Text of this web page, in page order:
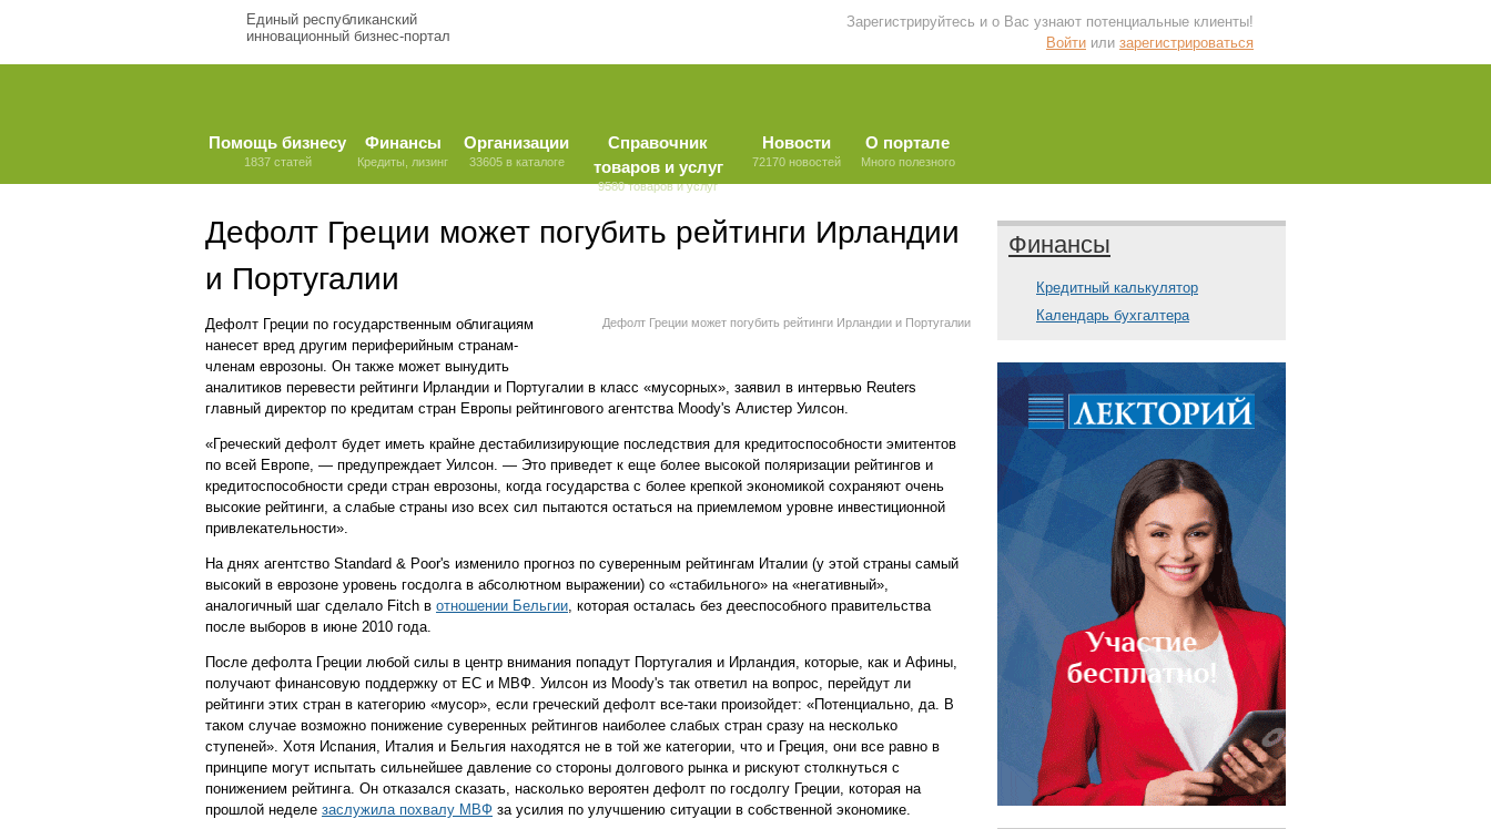
Единый республиканский
инновационный бизнес-портал
Зарегистрируйтесь и о Вас узнают потенциальные клиенты!
Войти или зарегистрироваться
Помощь бизнесу
1837 статей
Финансы
Кредиты, лизинг
Организации
33605 в каталоге
Справочник
товаров и услуг
9580 товаров и услуг
Новости
72170 новостей
О портале
Много полезного
Дефолт Греции может погубить рейтинги Ирландии
и Португалии
Дефолт Греции может погубить рейтинги Ирландии и Португалии
Дефолт Греции по государственным облигациям
нанесет вред другим периферийным странам-
членам еврозоны. Он также может вынудить
аналитиков перевести рейтинги Ирландии и Португалии в класс «мусорных», заявил в интервью Reuters
главный директор по кредитам стран Европы рейтингового агентства Moody's Алистер Уилсон.
«Греческий дефолт будет иметь крайне дестабилизирующие последствия для кредитоспособности эмитентов
по всей Европе, — предупреждает Уилсон. — Это приведет к еще более высокой поляризации рейтингов и
кредитоспособности среди стран еврозоны, когда государства с более крепкой экономикой сохраняют очень
высокие рейтинги, а слабые страны изо всех сил пытаются остаться на приемлемом уровне инвестиционной
привлекательности».
На днях агентство Standard & Poor's изменило прогноз по суверенным рейтингам Италии (у этой страны самый
высокий в еврозоне уровень госдолга в абсолютном выражении) со «стабильного» на «негативный»,
аналогичный шаг сделало Fitch в отношении Бельгии, которая осталась без дееспособного правительства
после выборов в июне 2010 года.
После дефолта Греции любой силы в центр внимания попадут Португалия и Ирландия, которые, как и Афины,
получают финансовую поддержку от ЕС и МВФ. Уилсон из Moody's так ответил на вопрос, перейдут ли
рейтинги этих стран в категорию «мусор», если греческий дефолт все-таки произойдет: «Потенциально, да. В
таком случае возможно понижение суверенных рейтингов наиболее слабых стран сразу на несколько
ступеней». Хотя Испания, Италия и Бельгия находятся не в той же категории, что и Греция, они все равно в
принципе могут испытать сильнейшее давление со стороны долгового рынка и рискуют столкнуться с
понижением рейтинга. Он отказался сказать, насколько вероятен дефолт по госдолгу Греции, которая на
прошлой неделе заслужила похвалу МВФ за усилия по улучшению ситуации в собственной экономике.
Финансы
Кредитный калькулятор
Календарь бухгалтера